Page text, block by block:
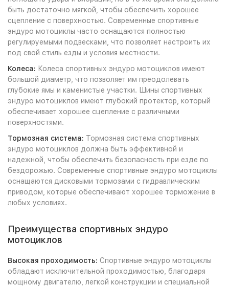
быть достаточно мягкой, чтобы обеспечить хорошее
сцепление с поверхностью. Современные спортивные
эндуро мотоциклы часто оснащаются полностью
регулируемыми подвесками, что позволяет настроить их
под свой стиль езды и условия местности.
Колеса: Колеса спортивных эндуро мотоциклов имеют
большой диаметр, что позволяет им преодолевать
глубокие ямы и каменистые участки. Шины спортивных
эндуро мотоциклов имеют глубокий протектор, который
обеспечивает хорошее сцепление с различными
поверхностями.
Тормозная система: Тормозная система спортивных
эндуро мотоциклов должна быть эффективной и
надежной, чтобы обеспечить безопасность при езде по
бездорожью. Современные спортивные эндуро мотоциклы
оснащаются дисковыми тормозами с гидравлическим
приводом, которые обеспечивают хорошее торможение в
любых условиях.
Преимущества спортивных эндуро
мотоциклов
Высокая проходимость: Спортивные эндуро мотоциклы
обладают исключительной проходимостью, благодаря
мощному двигателю, легкой конструкции и специальной